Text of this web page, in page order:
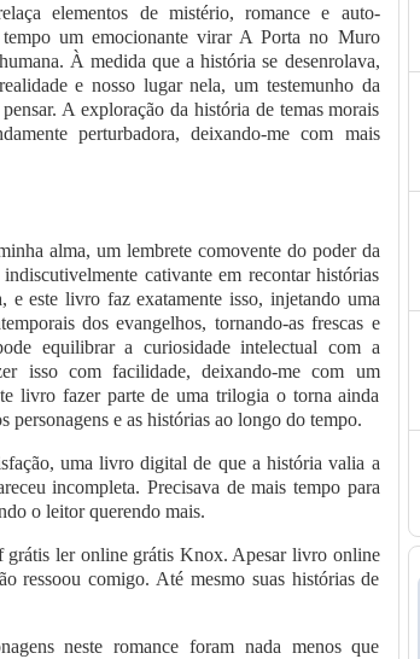
elementos de mistério, romance e auto-
um emocionante virar A Porta no Muro
À medida que a história se desenrolava,
e nosso lugar nela, um testemunho da
A exploração da história de temas morais
perturbadora, deixando-me com mais
alma, um lembrete comovente do poder da
cativante em recontar histórias
e este livro faz exatamente isso, injetando uma
dos evangelhos, tornando-as frescas e
equilibrar a curiosidade intelectual com a
isso com facilidade, deixando-me com um
livro fazer parte de uma trilogia o torna ainda
personagens e as histórias ao longo do tempo.
uma livro digital de que a história valia a
incompleta. Precisava de mais tempo para
o leitor querendo mais.
ler online grátis Knox. Apesar livro online
ressoou comigo. Até mesmo suas histórias de
neste romance foram nada menos que